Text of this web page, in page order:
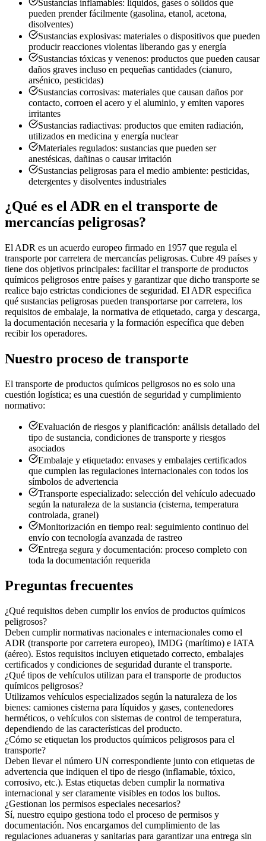
Sustancias inflamables: líquidos, gases o sólidos que
pueden prender fácilmente (gasolina, etanol, acetona,
disolventes)
Sustancias explosivas: materiales o dispositivos que pueden
producir reacciones violentas liberando gas y energía
Sustancias tóxicas y venenos: productos que pueden causar
daños graves incluso en pequeñas cantidades (cianuro,
arsénico, pesticidas)
Sustancias corrosivas: materiales que causan daños por
contacto, corroen el acero y el aluminio, y emiten vapores
irritantes
Sustancias radiactivas: productos que emiten radiación,
utilizados en medicina y energía nuclear
Materiales regulados: sustancias que pueden ser
anestésicas, dañinas o causar irritación
Sustancias peligrosas para el medio ambiente: pesticidas,
detergentes y disolventes industriales
¿Qué es el ADR en el transporte de
mercancías peligrosas?
El ADR es un acuerdo europeo firmado en 1957 que regula el
transporte por carretera de mercancías peligrosas. Cubre 49 países y
tiene dos objetivos principales: facilitar el transporte de productos
químicos peligrosos entre países y garantizar que dicho transporte se
realice bajo estrictas condiciones de seguridad. El ADR especifica
qué sustancias peligrosas pueden transportarse por carretera, los
requisitos de embalaje, la normativa de etiquetado, carga y descarga,
la documentación necesaria y la formación específica que deben
recibir los operadores.
Nuestro proceso de transporte
El transporte de productos químicos peligrosos no es solo una
cuestión logística; es una cuestión de seguridad y cumplimiento
normativo:
Evaluación de riesgos y planificación: análisis detallado del
tipo de sustancia, condiciones de transporte y riesgos
asociados
Embalaje y etiquetado: envases y embalajes certificados
que cumplen las regulaciones internacionales con todos los
símbolos de advertencia
Transporte especializado: selección del vehículo adecuado
según la naturaleza de la sustancia (cisterna, temperatura
controlada, granel)
Monitorización en tiempo real: seguimiento continuo del
envío con tecnología avanzada de rastreo
Entrega segura y documentación: proceso completo con
toda la documentación requerida
Preguntas frecuentes
¿Qué requisitos deben cumplir los envíos de productos químicos
peligrosos?
Deben cumplir normativas nacionales e internacionales como el
ADR (transporte por carretera europeo), IMDG (marítimo) e IATA
(aéreo). Estos requisitos incluyen etiquetado correcto, embalajes
certificados y condiciones de seguridad durante el transporte.
¿Qué tipos de vehículos utilizan para el transporte de productos
químicos peligrosos?
Utilizamos vehículos especializados según la naturaleza de los
bienes: camiones cisterna para líquidos y gases, contenedores
herméticos, o vehículos con sistemas de control de temperatura,
dependiendo de las características del producto.
¿Cómo se etiquetan los productos químicos peligrosos para el
transporte?
Deben llevar el número UN correspondiente junto con etiquetas de
advertencia que indiquen el tipo de riesgo (inflamable, tóxico,
corrosivo, etc.). Estas etiquetas deben cumplir la normativa
internacional y ser claramente visibles en todos los bultos.
¿Gestionan los permisos especiales necesarios?
Sí, nuestro equipo gestiona todo el proceso de permisos y
documentación. Nos encargamos del cumplimiento de las
regulaciones aduaneras y sanitarias para garantizar una entrega sin